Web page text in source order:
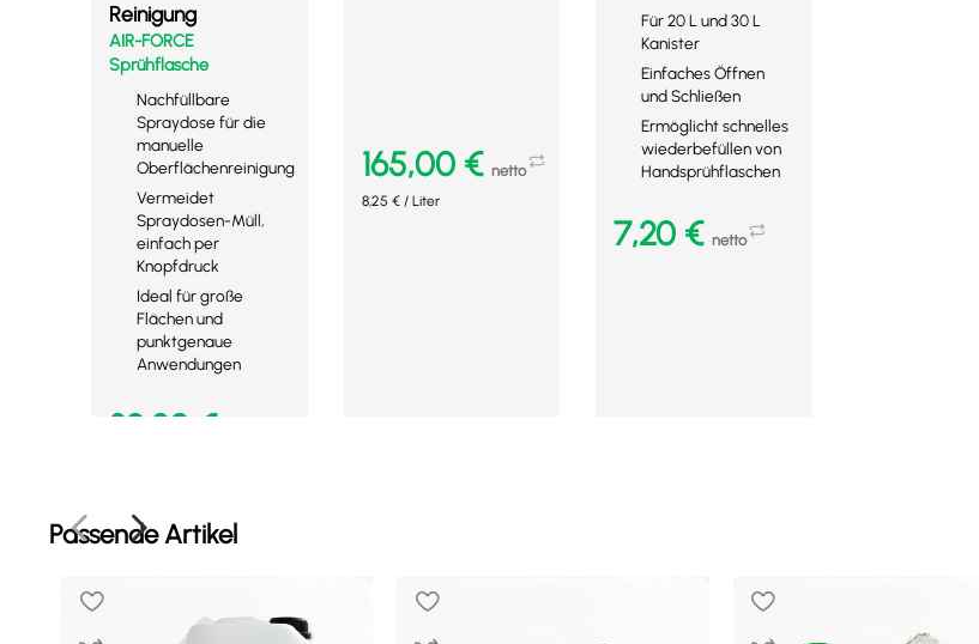
Reinigung
AIR-FORCE
Sprühflasche
Nachfüllbare
Spraydose für die
manuelle
Oberflächenreinigung
Vermeidet
Spraydosen-Müll,
einfach per
Knopfdruck
Ideal für große
Flächen und
punktgenaue
Anwendungen
39,80 €
165,00 € netto
8,25 €/ Liter
Für 20 L und 30 L
Kanister
Einfaches Öffnen
und Schließen
Ermöglicht schnelles
wiederbefüllen von
Handsprühflaschen
7,20 € netto
Passende Artikel